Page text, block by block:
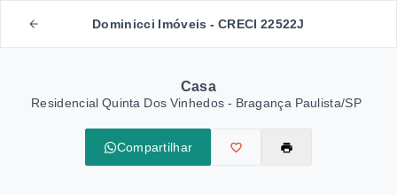
Dominicci Imóveis - CRECI 22522J
Casa
Residencial Quinta Dos Vinhedos - Bragança Paulista/SP
Compartilhar